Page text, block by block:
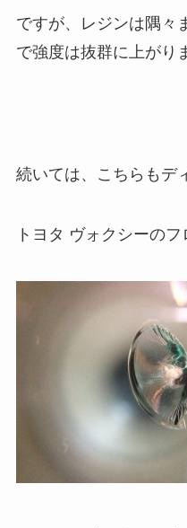
ですが、レジンは隅々
で強度は抜群に上がり
続いては、こちらもデ
トヨタ ヴォクシーの